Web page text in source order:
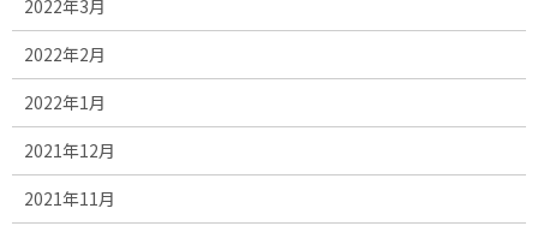
2022年3月
2022年2月
2022年1月
2021年12月
2021年11月